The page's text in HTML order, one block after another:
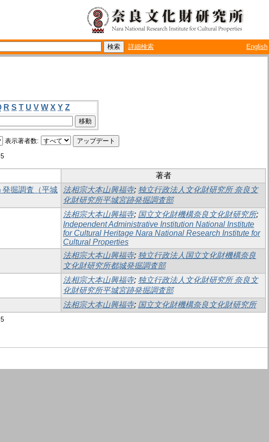
詳細検索 English
R S T U V W X Y Z
表示著者数:
著者
掘調査（平城
法相宗大本山興福寺; 独立行政法人文化財研究所 奈良文
化財研究所平城宮跡発掘調査部
法相宗大本山興福寺; 国立文化財機構奈良文化財研究所;
Independent Administrative Institution National Institute
for Cultural Heritage Nara National Research Institute for
Cultural Properties
法相宗大本山興福寺; 独立行政法人国立文化財機構奈良
文化財研究所都城発掘調査部
法相宗大本山興福寺; 独立行政法人文化財研究所 奈良文
化財研究所平城宮跡発掘調査部
法相宗大本山興福寺; 国立文化財機構奈良文化財研究所